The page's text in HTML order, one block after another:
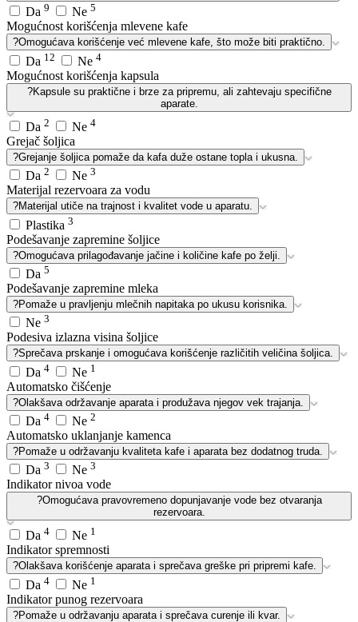
Da 9 Ne 5
Mogućnost korišćenja mlevene kafe
?Omogućava korišćenje već mlevene kafe, što može biti praktično.
Da 12 Ne 4
Mogućnost korišćenja kapsula
?Kapsule su praktične i brze za pripremu, ali zahtevaju specifične
aparate.
Da 2 Ne 4
Grejač šoljica
?Grejanje šoljica pomaže da kafa duže ostane topla i ukusna.
Da 2 Ne 3
Materijal rezervoara za vodu
?Materijal utiče na trajnost i kvalitet vode u aparatu.
Plastika 3
Podešavanje zapremine šoljice
?Omogućava prilagođavanje jačine i količine kafe po želji.
Da 5
Podešavanje zapremine mleka
?Pomaže u pravljenju mlečnih napitaka po ukusu korisnika.
Ne 3
Podesiva izlazna visina šoljice
?Sprečava prskanje i omogućava korišćenje različitih veličina šoljica.
Da 4 Ne 1
Automatsko čišćenje
?Olakšava održavanje aparata i produžava njegov vek trajanja.
Da 4 Ne 2
Automatsko uklanjanje kamenca
?Pomaže u održavanju kvaliteta kafe i aparata bez dodatnog truda.
Da 3 Ne 3
Indikator nivoa vode
?Omogućava pravovremeno dopunjavanje vode bez otvaranja
rezervoara.
Da 4 Ne 1
Indikator spremnosti
?Olakšava korišćenje aparata i sprečava greške pri pripremi kafe.
Da 4 Ne 1
Indikator punog rezervoara
?Pomaže u održavanju aparata i sprečava curenje ili kvar.